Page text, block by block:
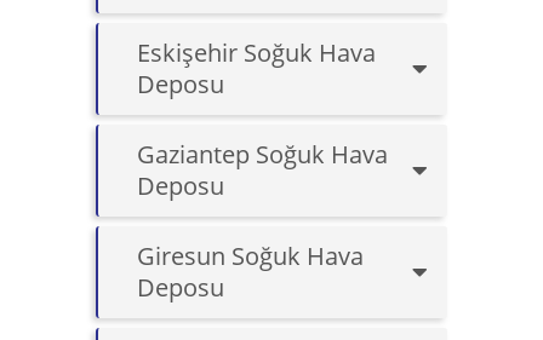
Eskişehir Soğuk Hava
Deposu
Gaziantep Soğuk Hava
Deposu
Giresun Soğuk Hava
Deposu